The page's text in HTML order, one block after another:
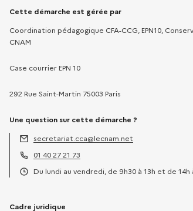
Informations sur la
Cette démarche est gérée par
Coordination pédagogique CFA-CCG, EPN10,
CNAM
Case courrier EPN 10
292 Rue Saint-Martin 75003 Paris
Une question sur cette démarche ?
Adresse électronique :
secretariat.cca@lecnam.net
Téléphone :
01 40 27 21 73
Du lundi au vendredi, de 9h30 à 13h et de 14h
Cadre juridique